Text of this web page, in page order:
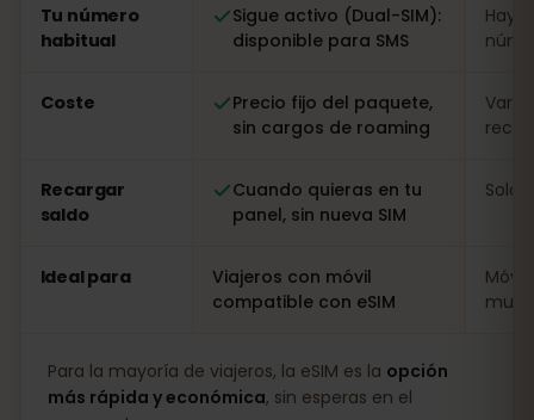
Tu número
habitual
Sigue activo (Dual-SIM):
disponible para SMS
Hay
Coste
Precio fijo del paquete,
sin cargos de roaming
Recargar
saldo
Cuando quieras en tu
panel, sin nueva SIM
Solo
Ideal para
Viajeros con móvil
compatible con eSIM
muy
Para la mayoría de viajeros, la eSIM es la opción
más rápida y económica, sin esperas en el